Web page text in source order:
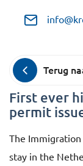
Terug
First ever
permit
The
stay in the